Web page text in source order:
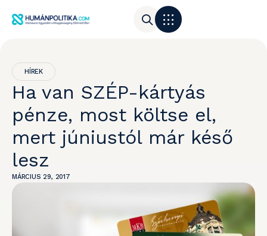
HÍREK
Ha van SZÉP-kártyás
pénze, most költse el,
mert júniustól már késő
lesz
MÁRCIUS 29, 2017